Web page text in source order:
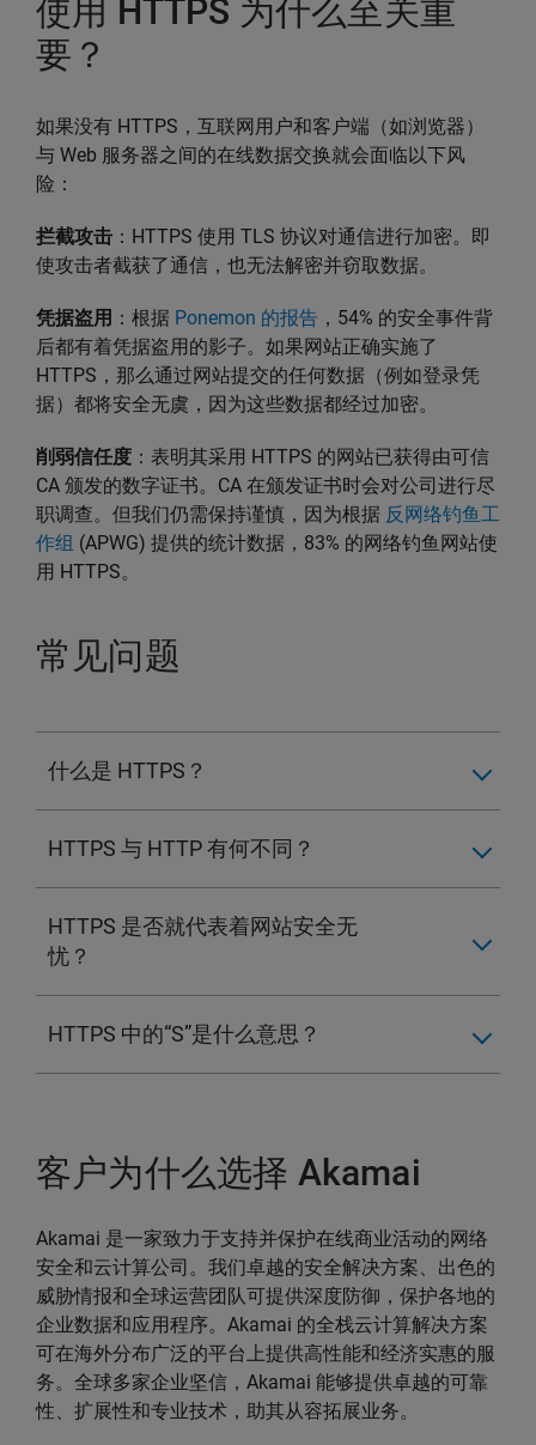
使用 HTTPS 为什么至关重
要？
如果没有 HTTPS，互联网用户和客户端（如浏览器）
与 Web 服务器之间的在线数据交换就会面临以下风
险：
拦截攻击 ：HTTPS 使用 TLS 协议对通信进行加密。即
使攻击者截获了通信，也无法解密并窃取数据。
凭据盗用 ：根据 Ponemon 的报告 ，54% 的安全事件背
后都有着凭据盗用的影子。如果网站正确实施了
HTTPS，那么通过网站提交的任何数据（例如登录凭
据）都将安全无虞，因为这些数据都经过加密。
削弱信任度 ：表明其采用 HTTPS 的网站已获得由可信
CA 颁发的数字证书。CA 在颁发证书时会对公司进行尽
职调查。但我们仍需保持谨慎，因为根据 反网络钓鱼工
作组 (APWG) 提供的统计数据，83% 的网络钓鱼网站使
用 HTTPS。
常见问题
什么是 HTTPS？
HTTPS 与 HTTP 有何不同？
HTTPS 是否就代表着网站安全无
忧？
HTTPS 中的“S”是什么意思？
客户为什么选择 Akamai
Akamai 是一家致力于支持并保护在线商业活动的网络
安全和云计算公司。我们卓越的安全解决方案、出色的
威胁情报和全球运营团队可提供深度防御，保护各地的
企业数据和应用程序。Akamai 的全栈云计算解决方案
可在海外分布广泛的平台上提供高性能和经济实惠的服
务。全球多家企业坚信，Akamai 能够提供卓越的可靠
性、扩展性和专业技术，助其从容拓展业务。